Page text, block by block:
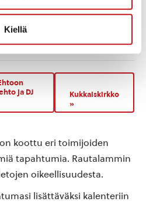
Kiellä
Google Map
sivusto
ja DJ
Kukkaiskirkko
»
koottu eri toimijoiden
tapahtumia. Rautalammin
oikeellisuudesta.
lisättäväksi kalenteriin